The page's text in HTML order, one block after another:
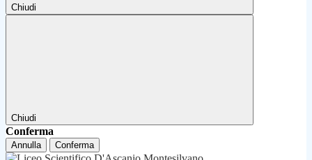
Chiudi
Chiudi
Conferma
Annulla Conferma